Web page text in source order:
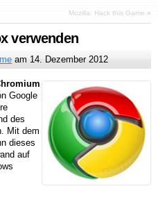
Mozilla: Hack this Game »
verwenden
am 14. Dezember 2012
Google
des
Mit dem
dieses
auf